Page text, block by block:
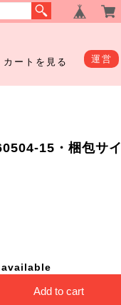
カートを見る 運営
15・梱包サイ
Add to cart